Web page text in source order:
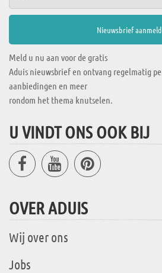
Meld u nu aan voor de gratis
Aduis nieuwsbrief en ontvang regelmatig
aanbiedingen en meer
rondom het thema knutselen.
U VINDT ONS OOK BIJ
OVER ADUIS
Wij over ons
Jobs